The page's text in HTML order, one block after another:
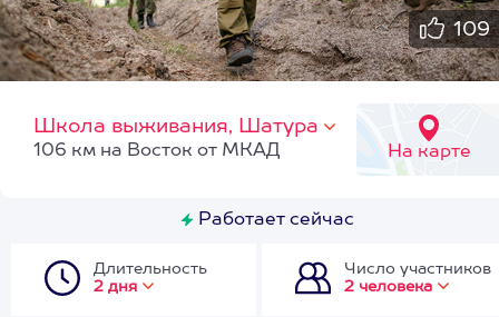
109
Школа выживания, Шатура
На карте
106 км на Восток от МКАД
Работает сейчас
Длительность
2 дня
Число участников
2 человека